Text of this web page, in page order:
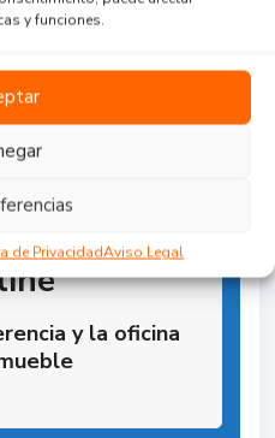
y funciones.
de PrivacidadAviso Legal
Propiedad
y la oficina